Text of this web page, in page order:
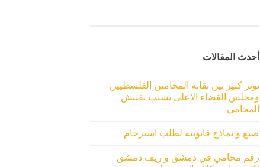
أحدث المقالات
توتر كبير بين نقابة المحامين الفلسطيين
ومجلس القضاء الاعلى بسبب تفتيش
المحامي
صيغ و نماذج قانونية لطلب استرحام
رقم محامي في دمشق و ريف دمشق